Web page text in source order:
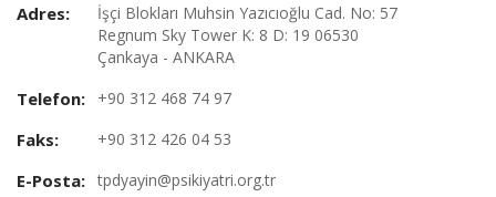
Adres:
İşçi Blokları Muhsin Yazıcıoğlu Cad. No: 57
Regnum Sky Tower K: 8 D: 19 06530
Çankaya - ANKARA
Telefon: +90 312 468 74 97
Faks: +90 312 426 04 53
E-Posta: tpdyayin@psikiyatri.org.tr